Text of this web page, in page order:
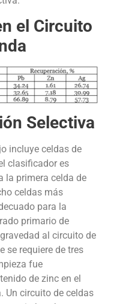
el Circuito
Selectiva
incluye celdas de
clasificador es
la primera celda de
celdas más
para la
primario de
al circuito de
se requiere de tres
fue
de zinc en el
Un circuito de celdas